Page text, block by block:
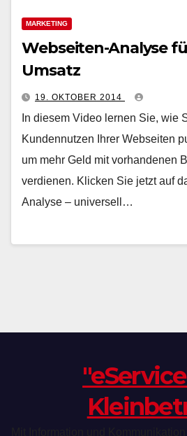
MARKETING
Webseiten-Analyse
Umsatz
19. OKTOBER 2014
In diesem Video lernen Sie, wie
Kundennutzen Ihrer Webseiten
um mehr Geld mit vorhandenen
verdienen. Klicken Sie jetzt auf
Analyse – universell…